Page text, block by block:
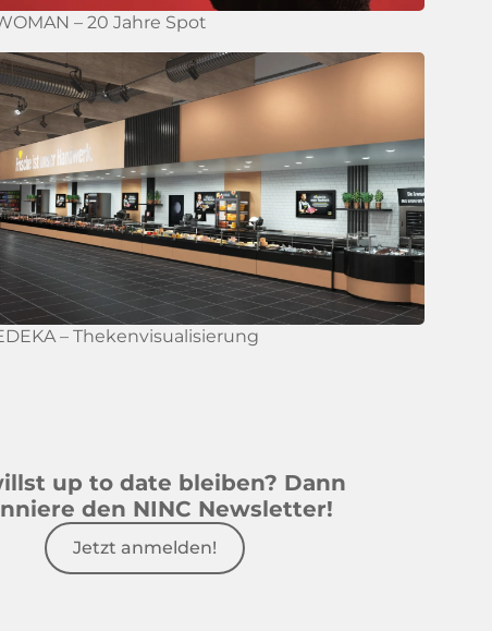
– 20 Jahre Spot
– Thekenvisualisierung
up to date bleiben? Dann
den NINC Newsletter!
Jetzt anmelden!